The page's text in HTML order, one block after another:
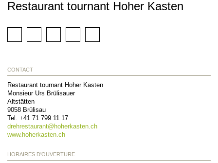
Restaurant tournant Hoher Kasten
CONTACT
Restaurant tournant Hoher Kasten
Monsieur Urs Brülisauer
Altstätten
9058 Brülisau
Tel. +41 71 799 11 17
drehrestaurant@ hoherkasten.ch
www.hoherkasten.ch
HORAIRES D'OUVERTURE